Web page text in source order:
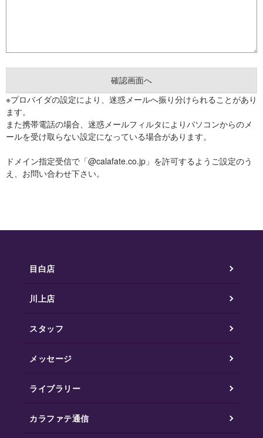
※プロバイダの設定により、迷惑メールへ振り分けられることがあり
ます。
また携帯電話の場合、迷惑メールフィルタによりパソコンからのメ
ールを受け取らない設定になっている場合があります。
ドメイン指定受信で「@calafate.co.jp」を許可するようご設定のう
え、お問い合わせ下さい。
目白店
川上店
スタッフ
メッセージ
ライブラリー
カラファテ通信